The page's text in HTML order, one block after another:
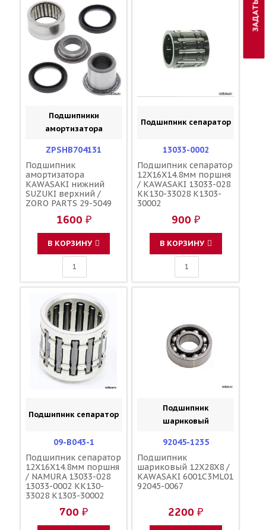
Подшипники
амортизатора
ZPSHB704131
Подшипник
амортизатора
KAWASAKI нижний
SUZUKI верхний /
ZORO PARTS 29-5049
1600 ₽
В КОРЗИНУ
Подшипник сепаратор
13033-0002
Подшипник сепаратор
12X16X14.8мм поршня
/ KAWASAKI 13033-028
KK130-33028 K1303-
30002
900 ₽
В КОРЗИНУ
Подшипник сепаратор
09-B043-1
Подшипник сепаратор
12X16X14.8мм поршня
/ NAMURA 13033-028
13033-0002 KK130-
33028 K1303-30002
700 ₽
Подшипник
шариковый
92045-1235
Подшипник
шариковый 12X28X8 /
KAWASAKI 6001C3ML01
92045-0067
2200 ₽